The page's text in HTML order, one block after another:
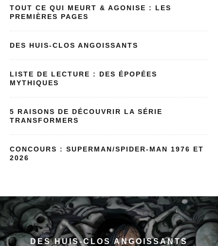
TOUT CE QUI MEURT & AGONISE : LES
PREMIÈRES PAGES
DES HUIS-CLOS ANGOISSANTS
LISTE DE LECTURE : DES ÉPOPÉES
MYTHIQUES
5 RAISONS DE DÉCOUVRIR LA SÉRIE
TRANSFORMERS
CONCOURS : SUPERMAN/SPIDER-MAN 1976 ET
2026
DES HUIS-CLOS ANGOISSANTS